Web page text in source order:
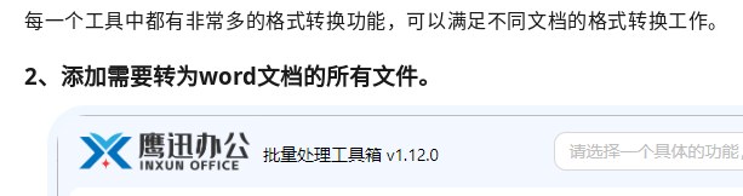
每一个工具中都有非常多的格式转换功能，可以满足不同文档的格式转换工作。
2、添加需要转为word文档的所有文件。